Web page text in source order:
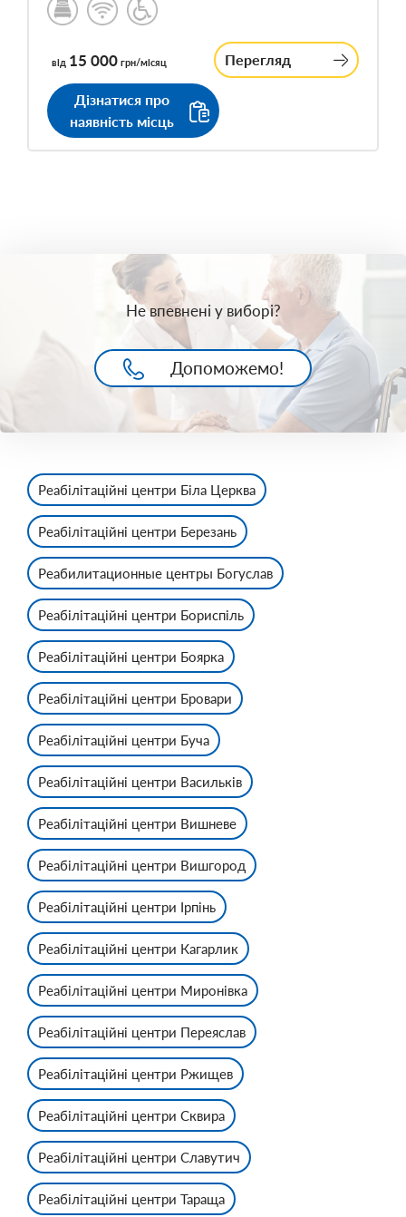
від 15 000 грн/місяц Перегляд
Дізнатися про
наявність місць
Не впевнені у виборі?
Допоможемо!
Реабілітаційні центри Біла Церква
Реабілітаційні центри Березань
Реабилитационные центры Богуслав
Реабілітаційні центри Бориспіль
Реабілітаційні центри Боярка
Реабілітаційні центри Бровари
Реабілітаційні центри Буча
Реабілітаційні центри Васильків
Реабілітаційні центри Вишневе
Реабілітаційні центри Вишгород
Реабілітаційні центри Ірпінь
Реабілітаційні центри Кагарлик
Реабілітаційні центри Миронівка
Реабілітаційні центри Переяслав
Реабілітаційні центри Ржищев
Реабілітаційні центри Сквира
Реабілітаційні центри Славутич
Реабілітаційні центри Тараща